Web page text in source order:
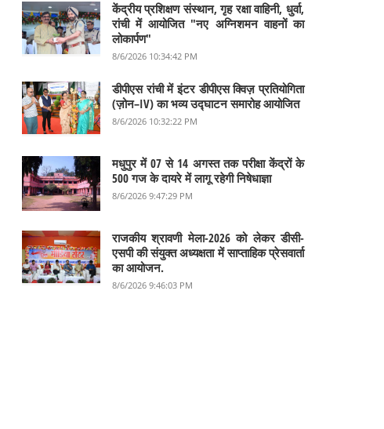
केंद्रीय प्रशिक्षण संस्थान, गृह रक्षा वाहिनी, धुर्वा,
रांची में आयोजित "नए अग्निशमन वाहनों का
लोकार्पण"
8/6/2026 10:34:42 PM
डीपीएस रांची में इंटर डीपीएस क्विज़ प्रतियोगिता
(ज़ोन–IV) का भव्य उद्घाटन समारोह आयोजित
8/6/2026 10:32:22 PM
मधुपुर में 07 से 14 अगस्त तक परीक्षा केंद्रों के
500 गज के दायरे में लागू रहेगी निषेधाज्ञा
8/6/2026 9:47:29 PM
राजकीय श्रावणी मेला-2026 को लेकर डीसी-
एसपी की संयुक्त अध्यक्षता में साप्ताहिक प्रेसवार्ता
का आयोजन.
8/6/2026 9:46:03 PM